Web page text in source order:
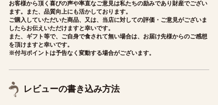
お客様から頂く喜びの声や率直なご意見は私たちの励みであり財産でござい
ます。また、品質向上にも活かしております。
ご購入していただいた商品、又は、当店に対しての評価・ご意見がございま
したらお伝えいただけますと幸いです。
また、ギフト等で、ご自身で食されて無い場合は、お届け先様からのご感想
を頂けますと幸いです。
※付与ポイントは予告なく変動する場合がございます。
レビューの書き込み方法